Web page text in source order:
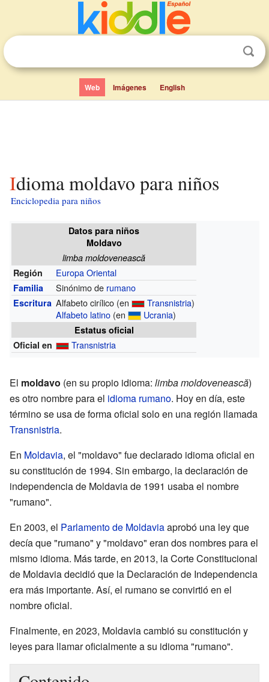
Web Imágenes English
Idioma moldavo para niños
Enciclopedia para niños
Datos para niños
Moldavo
limba moldovenească
Región
Europa Oriental
Familia Sinónimo de rumano
Escritura Alfabeto cirílico (en Transnistria)
Alfabeto latino (en Ucrania)
Estatus oficial
Oficial en
Transnistria
El moldavo (en su propio idioma: limba moldovenească)
es otro nombre para el idioma rumano. Hoy en día, este
término se usa de forma oficial solo en una región llamada
Transnistria.
En Moldavia, el "moldavo" fue declarado idioma oficial en
su constitución de 1994. Sin embargo, la declaración de
independencia de Moldavia de 1991 usaba el nombre
"rumano".
En 2003, el Parlamento de Moldaviaaprobó una ley que
decía que "rumano" y "moldavo" eran dos nombres para el
mismo idioma. Más tarde, en 2013, la Corte Constitucional
de Moldavia decidió que la Declaración de Independencia
era más importante. Así, el rumano se convirtió en el
nombre oficial.
Finalmente, en 2023, Moldavia cambió su constitución y
leyes para llamar oficialmente a su idioma "rumano".